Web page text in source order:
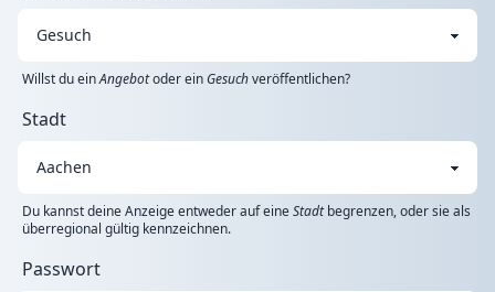
Willst du einAngebotoder einGesuchveröffentlichen?
Stadt
Du kannst deine Anzeige entweder auf eineStadtbegrenzen, oder sie als
überregional gültig kennzeichnen.
Passwort